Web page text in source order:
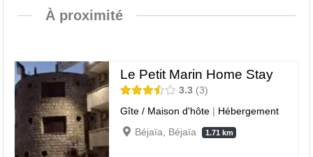
À proximité
Le Petit Marin Home Stay
3.3 3
Gîte / Maison d'hôte | Hébergement
Béjaïa, Béjaïa
1.71 km